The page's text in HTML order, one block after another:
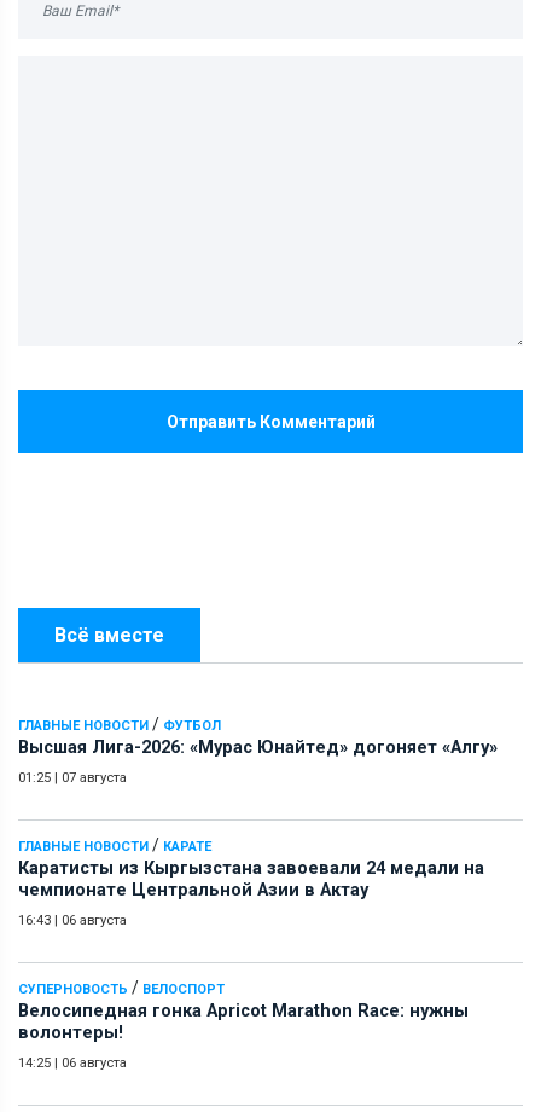
Всё вместе
ГЛАВНЫЕ НОВОСТИ / ФУТБОЛ
Высшая Лига-2026: «Мурас Юнайтед» догоняет «Алгу»
01:25 | 07 августа
ГЛАВНЫЕ НОВОСТИ / КАРАТЕ
Каратисты из Кыргызстана завоевали 24 медали на
чемпионате Центральной Азии в Актау
16:43 | 06 августа
СУПЕРНОВОСТЬ / ВЕЛОСПОРТ
Велосипедная гонка Apricot Marathon Race: нужны
волонтеры!
14:25 | 06 августа
Отправить Комментарий